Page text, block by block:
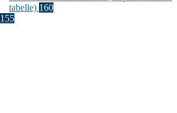
tabelle) 160
155